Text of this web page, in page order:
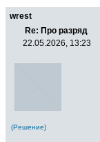
wrest
Re: Про разряд
22.05.2026, 13:23
(Решение)